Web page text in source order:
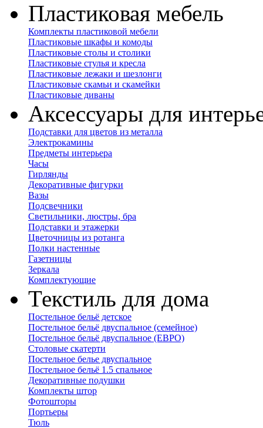
Пластиковая мебель
Комплекты пластиковой мебели
Пластиковые шкафы и комоды
Пластиковые столы и столики
Пластиковые стулья и кресла
Пластиковые лежаки и шезлонги
Пластиковые скамьи и скамейки
Пластиковые диваны
Аксессуары для
Подставки для цветов из металла
Электрокамины
Предметы интерьера
Часы
Гирлянды
Декоративные фигурки
Вазы
Подсвечники
Светильники, люстры, бра
Подставки и этажерки
Цветочницы из ротанга
Полки настенные
Газетницы
Зеркала
Комплектующие
Текстиль для дома
Постельное бельё детское
Постельное бельё двуспальное (семейное)
Постельное бельё двуспальное (ЕВРО)
Столовые скатерти
Постельное белье двуспальное
Постельное бельё 1.5 спальное
Декоративные подушки
Комплекты штор
Фотошторы
Портьеры
Тюль